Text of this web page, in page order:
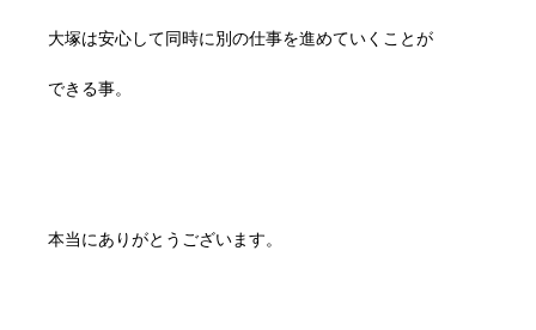
大塚は安心して同時に別の仕事を進めていくことが
できる事。
本当にありがとうございます。